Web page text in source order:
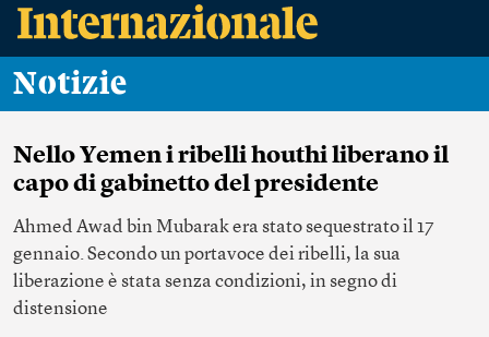
Notizie
Nello Yemen i ribelli houthi liberano il
capo di gabinetto del presidente
Ahmed Awad bin Mubarak era stato sequestrato il 17
gennaio. Secondo un portavoce dei ribelli, la sua
liberazione è stata senza condizioni, in segno di
distensione